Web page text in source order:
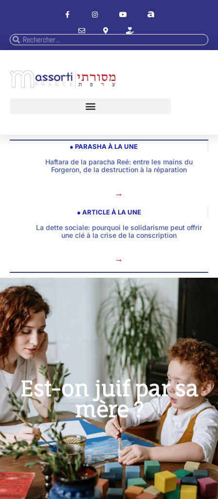
● PARASHA À LA UNE
Haftara de la paracha Reé: entre les mains du
Forgeron, de la destruction à la réparation
→
● ARTICLE À LA UNE
La dette sociale: pourquoi le solidarisme peut offrir
une clé à la crise de la conscription
→
Est-on juif par sa
mère ?